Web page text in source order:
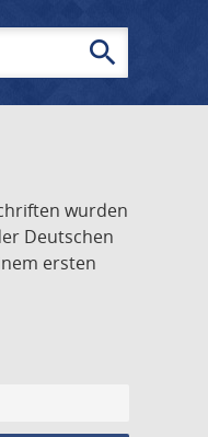
search
wurden
Deutschen
ersten